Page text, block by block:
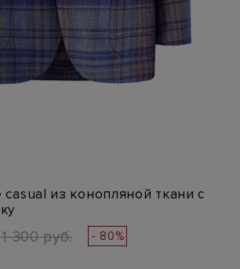
из конопляной ткани с
300 руб. - 80%